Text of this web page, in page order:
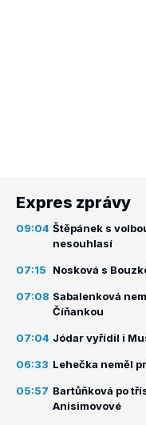
Expres zprávy
09:04 Štěpánek s
nesouhlasí
07:15 Nosková s
07:08 Sabalenková
Číňankou
07:04 Jódar vyřídil i
06:33 Lehečka neměl
05:57 Bartůňková po
Anisimovové